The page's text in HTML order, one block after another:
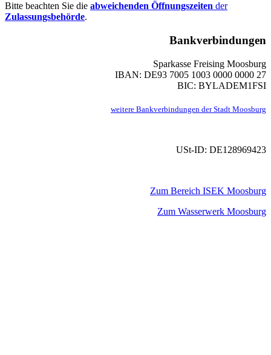
Bitte beachten Sie die abweichenden Öffnungszeiten der
Zulassungsbehörde.
Bankverbindungen
Sparkasse Freising Moosburg
IBAN: DE93 7005 1003 0000 0000 27
BIC: BYLADEM1FSI
weitere Bankverbindungen der Stadt Moosburg
USt-ID: DE128969423
Zum Bereich ISEK Moosburg
Zum Wasserwerk Moosburg